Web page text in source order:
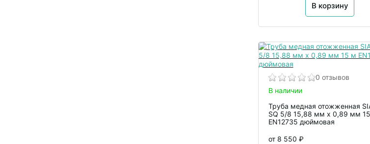
В корзину
0 отзывов
В наличии
Труба медная отожженная
SQ 5/8 15,88 мм x 0,89 мм
EN12735 дюймовая
от 8 550 ₽